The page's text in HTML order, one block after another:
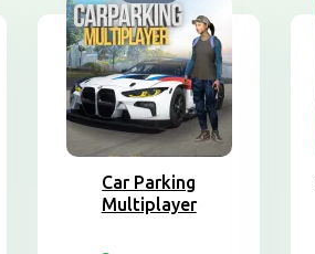
Car Parking
Multiplayer